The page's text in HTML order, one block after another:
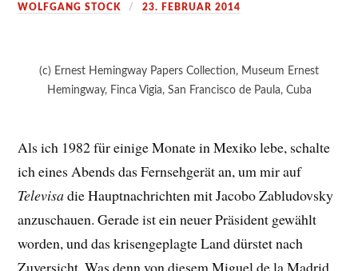
WOLFGANG STOCK 23. FEBRUAR 2014
(c) Ernest Hemingway Papers Collection, Museum Ernest
Hemingway, Finca Vigia, San Francisco de Paula, Cuba
Als ich 1982 für einige Monate in Mexiko lebe, schalte
ich eines Abends das Fernsehgerät an, um mir auf
Televisadie Hauptnachrichten mitJacobo Zabludovsky
anzuschauen. Gerade ist ein neuer Präsident gewählt
worden, und das krisengeplagte Land dürstet nach